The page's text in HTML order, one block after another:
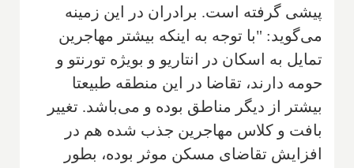
پیشی گرفته است. برادران در این زمینه
می‌گوید: "با توجه به اینکه بیشتر مهاجرین
تمایل به اسکان در انتاریو و بویژه تورنتو و
حومه دارند، تقاضا در این منطقه طبیعتا
بیشتر از دیگر مناطق بوده و می‌باشد. تغییر
بافت و کلاس مهاجرین جذب شده هم در
افزایش تقاضای مسکن موثر بوده، بطور